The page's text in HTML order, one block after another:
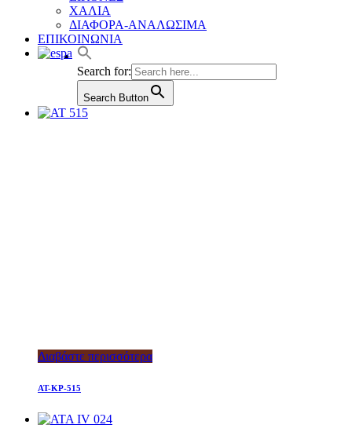
ΧΑΛΙΑ
ΔΙΑΦΟΡΑ-ΑΝΑΛΩΣΙΜΑ
ΕΠΙΚΟΙΝΩΝΙΑ
Search for:
Search Button
Διαβάστε περισσότερα
AT-KP-515